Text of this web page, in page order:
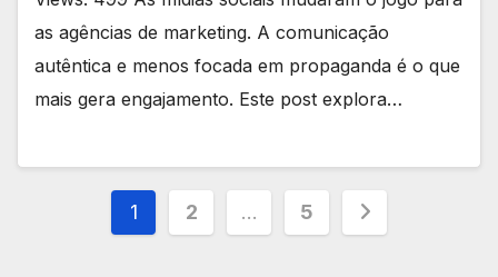
as agências de marketing. A comunicação
autêntica e menos focada em propaganda é o que
mais gera engajamento. Este post explora…
Paginação
1 2 … 5